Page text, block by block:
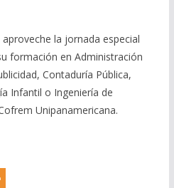
la jornada especial
formación en Administración
Contaduría Pública,
Infantil o Ingeniería de
Unipanamericana.